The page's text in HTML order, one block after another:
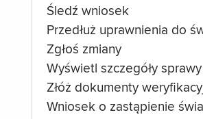
Śledź wniosek
Przedłuż uprawnienia do
Zgłoś zmiany
Wyświetl szczegóły sprawy
Złóż dokumenty
Wniosek o zastąpienie